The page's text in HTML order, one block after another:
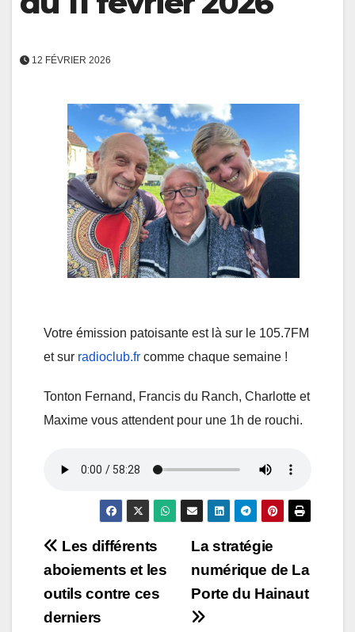
12 FÉVRIER 2026
Votre émission patoisante est là sur le 105.7FM
et sur radioclub.fr comme chaque semaine !
Tonton Fernand, Francis du Ranch, Charlotte et
Maxime vous attendent pour une 1h de rouchi.
Navigation
de
l’article
La stratégie
numérique de La
Porte du Hainaut
Les différents
aboiements et les
outils contre ces
derniers